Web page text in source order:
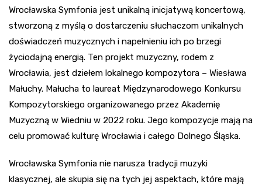
Wrocławska Symfonia jest unikalną inicjatywą koncertową,
stworzoną z myślą o dostarczeniu słuchaczom unikalnych
doświadczeń muzycznych i napełnieniu ich po brzegi
życiodajną energią. Ten projekt muzyczny, rodem z
Wrocławia, jest dziełem lokalnego kompozytora – Wiesława
Małuchy. Małucha to laureat Międzynarodowego Konkursu
Kompozytorskiego organizowanego przez Akademię
Muzyczną w Wiedniu w 2022 roku. Jego kompozycje mają na
celu promować kulturę Wrocławia i całego Dolnego Śląska.
Wrocławska Symfonia nie narusza tradycji muzyki
klasycznej, ale skupia się na tych jej aspektach, które mają